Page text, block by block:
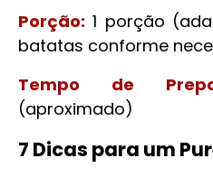
Porção: 1 porção
batatas conforme
Tempo de
(aproximado)
7 Dicas para um